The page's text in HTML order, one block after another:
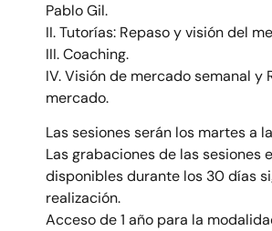
Pablo Gil.
II. Tutorías: Repaso y visión del
III. Coaching.
IV. Visión de mercado semanal y
mercado.
Las sesiones serán los martes a
Las grabaciones de las sesiones
disponibles durante los 30 días
realización.
Acceso de 1 año para la